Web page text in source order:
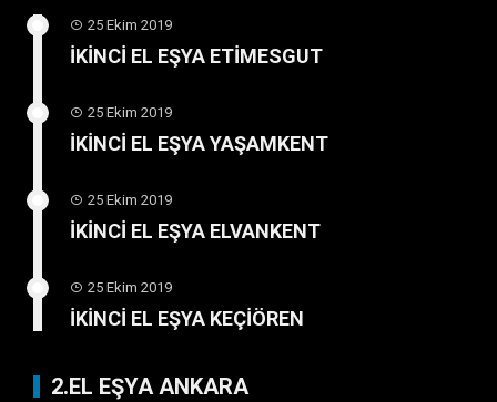
25 Ekim 2019
İKİNCİ EL EŞYA ETİMESGUT
25 Ekim 2019
İKİNCİ EL EŞYA YAŞAMKENT
25 Ekim 2019
İKİNCİ EL EŞYA ELVANKENT
25 Ekim 2019
İKİNCİ EL EŞYA KEÇİÖREN
2.EL EŞYA ANKARA